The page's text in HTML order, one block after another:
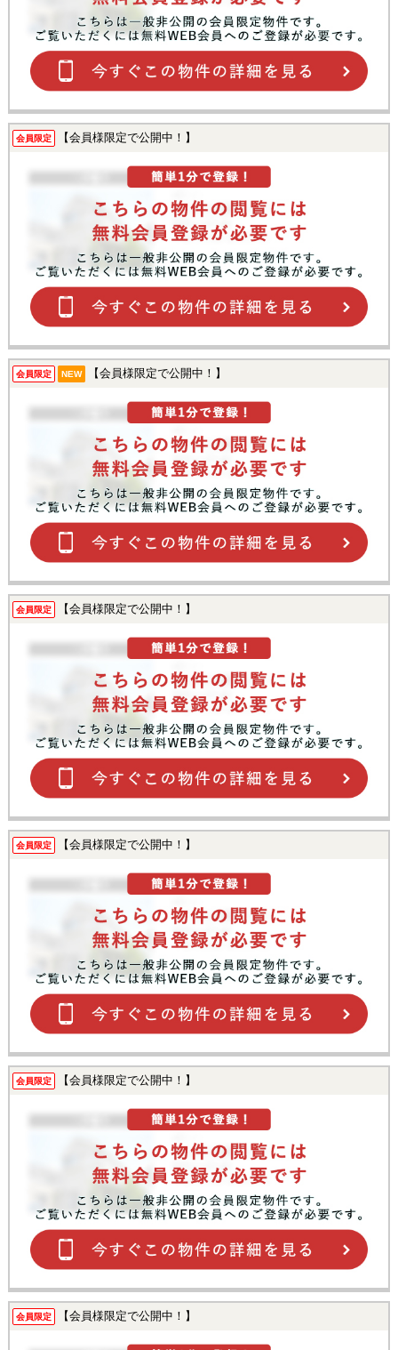
会員限定 【会員様限定で公開中！】
会員限定 NEW 【会員様限定で公開中！】
会員限定 【会員様限定で公開中！】
会員限定 【会員様限定で公開中！】
会員限定 【会員様限定で公開中！】
会員限定 【会員様限定で公開中！】